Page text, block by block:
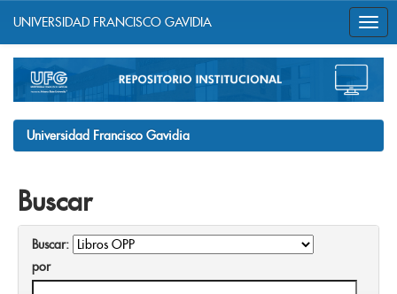
navigation
UNIVERSIDAD FRANCISCO GAVIDIA
Universidad Francisco Gavidia
Buscar
Buscar:
por